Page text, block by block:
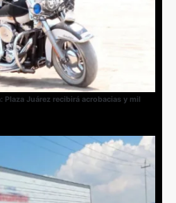
Plaza Juárez recibirá acrobacias y mil